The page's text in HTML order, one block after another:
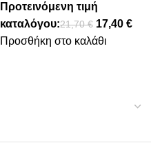
Προτεινόμενη τιμή
καταλόγου:21,70€ 17,40 €
Προσθήκη στο καλάθι